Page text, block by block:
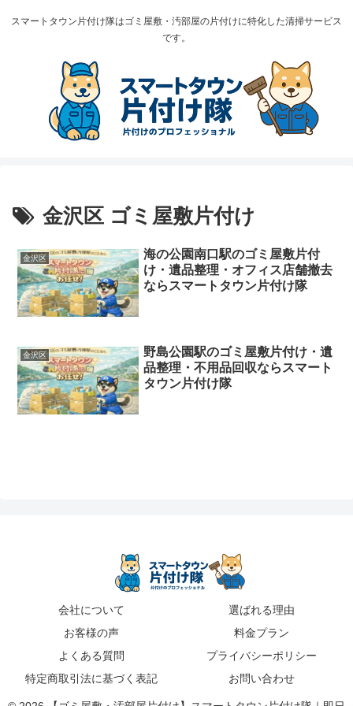
スマートタウン片付け隊はゴミ屋敷・汚部屋の片付けに特化した清掃サービス
です。
金沢区 ゴミ屋敷片付け
金沢区
海の公園南口駅のゴミ屋敷片付
け・遺品整理・オフィス店舗撤去
ならスマートタウン片付け隊
金沢区
野島公園駅のゴミ屋敷片付け・遺
品整理・不用品回収ならスマート
タウン片付け隊
会社について
選ばれる理由
お客様の声
料金プラン
よくある質問
プライバシーポリシー
特定商取引法に基づく表記
お問い合わせ